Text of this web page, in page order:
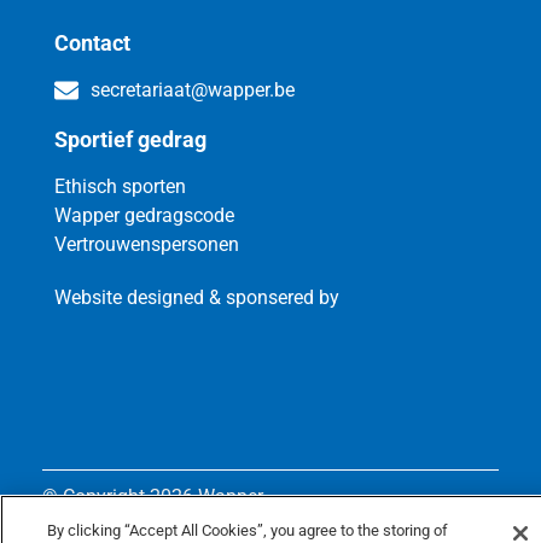
Contact
secretariaat@wapper.be
Sportief gedrag
Ethisch sporten
Wapper gedragscode
Vertrouwenspersonen
Website designed & sponsered by
© Copyright2026 Wapper
Privacy policy
By clicking “Accept All Cookies”, you agree to the storing of